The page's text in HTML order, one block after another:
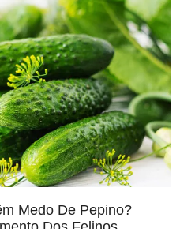
Medo De Pepino?